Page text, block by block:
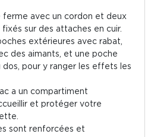
ferme avec un cordon et deux
sur des attaches en cuir.
extérieures avec rabat,
des aimants, et une poche
pour y ranger les effets les
a un compartiment
et protéger votre
sont renforcées et